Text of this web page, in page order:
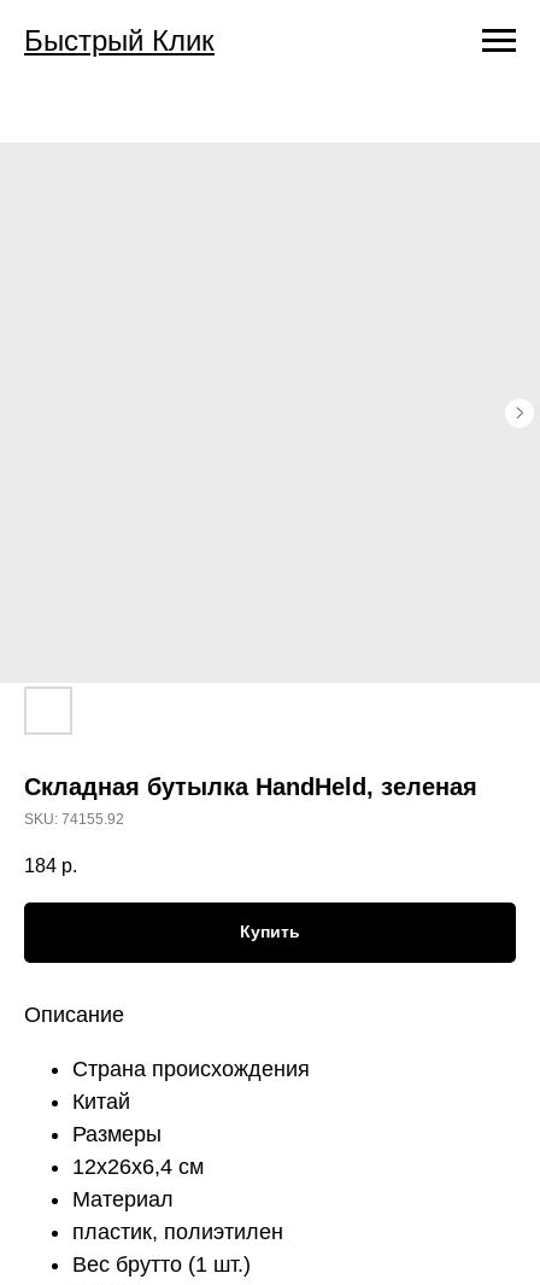
Быстрый Клик
Складная бутылка HandHeld, зеленая
SKU: 74155.92
184 р.
Купить
Описание
Страна происхождения
Китай
Размеры
12x26x6,4 см
Материал
пластик, полиэтилен
Вес брутто (1 шт.)